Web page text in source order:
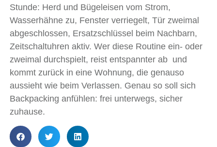
Stunde: Herd und Bügeleisen vom Strom,
Wasserhähne zu, Fenster verriegelt, Tür zweimal
abgeschlossen, Ersatzschlüssel beim Nachbarn,
Zeitschaltuhren aktiv. Wer diese Routine ein- oder
zweimal durchspielt, reist entspannter ab und
kommt zurück in eine Wohnung, die genauso
aussieht wie beim Verlassen. Genau so soll sich
Backpacking anfühlen: frei unterwegs, sicher
zuhause.